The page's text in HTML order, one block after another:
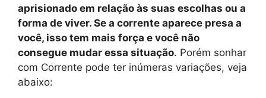
aprisionado em relação às suas escolhas ou a
forma de viver. Se a corrente aparece presa a
você, isso tem mais força e você não
consegue mudar essa situação. Porém sonhar
com Corrente pode ter inúmeras variações, veja
abaixo: